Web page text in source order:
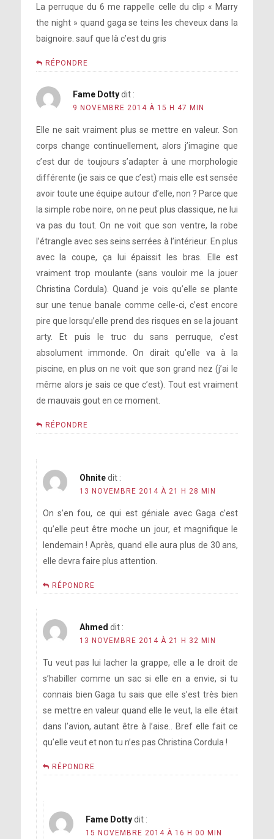
La perruque du 6 me rappelle celle du clip « Marry
the night » quand gaga se teins les cheveux dans la
baignoire. sauf que là c’est du gris
RÉPONDRE
Fame Dotty dit :
9 NOVEMBRE 2014 À 15 H 47 MIN
Elle ne sait vraiment plus se mettre en valeur. Son
corps change continuellement, alors j’imagine que
c’est dur de toujours s’adapter à une morphologie
différente (je sais ce que c’est) mais elle est sensée
avoir toute une équipe autour d’elle, non ? Parce que
la simple robe noire, on ne peut plus classique, ne lui
va pas du tout. On ne voit que son ventre, la robe
l’étrangle avec ses seins serrées à l’intérieur. En plus
avec la coupe, ça lui épaissit les bras. Elle est
vraiment trop moulante (sans vouloir me la jouer
Christina Cordula). Quand je vois qu’elle se plante
sur une tenue banale comme celle-ci, c’est encore
pire que lorsqu’elle prend des risques en se la jouant
arty. Et puis le truc du sans perruque, c’est
absolument immonde. On dirait qu’elle va à la
piscine, en plus on ne voit que son grand nez (j’ai le
même alors je sais ce que c’est). Tout est vraiment
de mauvais gout en ce moment.
RÉPONDRE
Ohnite dit :
13 NOVEMBRE 2014 À 21 H 28 MIN
On s’en fou, ce qui est géniale avec Gaga c’est
qu’elle peut être moche un jour, et magnifique le
lendemain ! Après, quand elle aura plus de 30 ans,
elle devra faire plus attention.
RÉPONDRE
Ahmed dit :
13 NOVEMBRE 2014 À 21 H 32 MIN
Tu veut pas lui lacher la grappe, elle a le droit de
s’habiller comme un sac si elle en a envie, si tu
connais bien Gaga tu sais que elle s’est très bien
se mettre en valeur quand elle le veut, la elle était
dans l’avion, autant être à l’aise.. Bref elle fait ce
qu’elle veut et non tu n’es pas Christina Cordula !
RÉPONDRE
Fame Dottydit :
15 NOVEMBRE 2014 À 16 H 00 MIN